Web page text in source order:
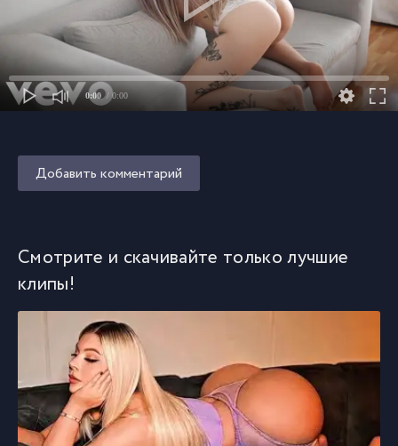
0:00 / 0:00
Добавить комментарий
Смотрите и скачивайте только лучшие
клипы!